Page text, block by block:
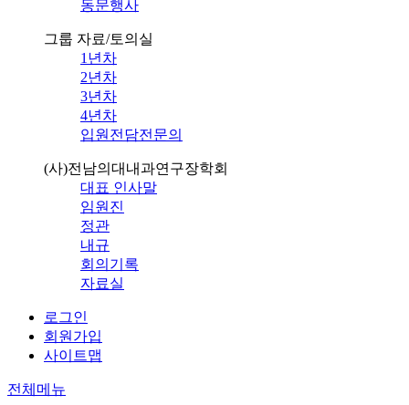
동문행사
그룹 자료/토의실
1년차
2년차
3년차
4년차
입원전담전문의
(사)전남의대내과연구장학회
대표 인사말
임원진
정관
내규
회의기록
자료실
로그인
회원가입
사이트맵
전체메뉴